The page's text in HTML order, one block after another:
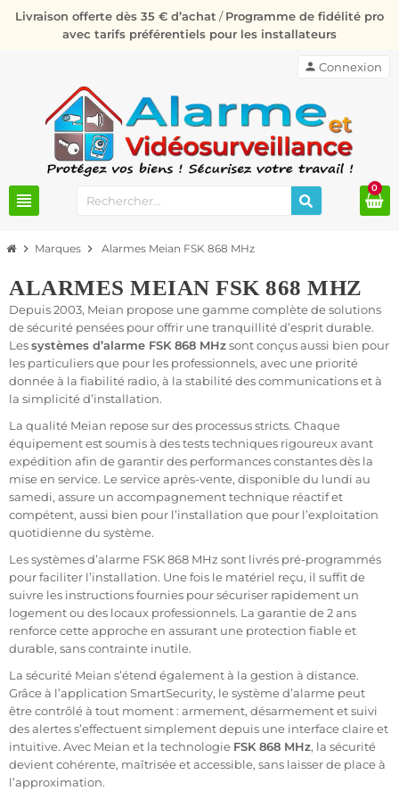
Livraison offerte dès 35 € d’achat /Programme de fidélité pro
avec tarifs préférentiels pour les installateurs
view_headline
person Connexion
0
chevron_right Marques chevron_right Alarmes Meian FSK 868 MHz
ALARMES MEIAN FSK 868 MHZ
Depuis 2003, Meian propose une gamme complète de solutions
de sécurité pensées pour offrir une tranquillité d’esprit durable.
Lessystèmes d’alarme FSK 868 MHzsont conçus aussi bien pour
les particuliers que pour les professionnels, avec une priorité
donnée à la fiabilité radio, à la stabilité des communications et à
la simplicité d’installation.
La qualité Meian repose sur des processus stricts. Chaque
équipement est soumis à des tests techniques rigoureux avant
expédition afin de garantir des performances constantes dès la
mise en service. Le service après-vente, disponible du lundi au
samedi, assure un accompagnement technique réactif et
compétent, aussi bien pour l’installation que pour l’exploitation
quotidienne du système.
Les systèmes d’alarme FSK 868 MHz sont livrés pré-programmés
pour faciliter l’installation. Une fois le matériel reçu, il suffit de
suivre les instructions fournies pour sécuriser rapidement un
logement ou des locaux professionnels. La garantie de 2 ans
renforce cette approche en assurant une protection fiable et
durable, sans contrainte inutile.
La sécurité Meian s’étend également à la gestion à distance.
Grâce à l’application SmartSecurity, le système d’alarme peut
être contrôlé à tout moment : armement, désarmement et suivi
des alertes s’effectuent simplement depuis une interface claire et
intuitive. Avec Meian et la technologie FSK 868 MHz, la sécurité
devient cohérente, maîtrisée et accessible, sans laisser de place à
l’approximation.